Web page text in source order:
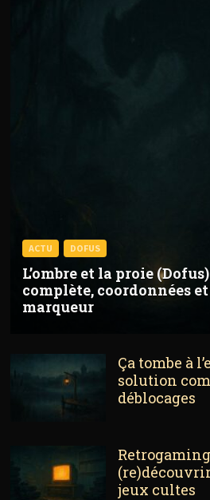
ACTU DOFUS
L’ombre et la proie
complète, coordonnées
marqueur
Ça tombe à
solution
déblocages
jeux cultes